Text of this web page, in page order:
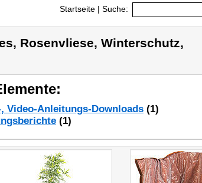
Startseite | Suche:
Rosenvliese, Winterschutz,
Video-Anleitungs-Downloads (1)
(1)